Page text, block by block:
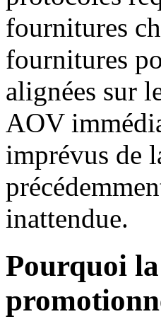
fournitures
fournitures
alignées sur
AOV
imprévus de
inattendue.
Pourquoi